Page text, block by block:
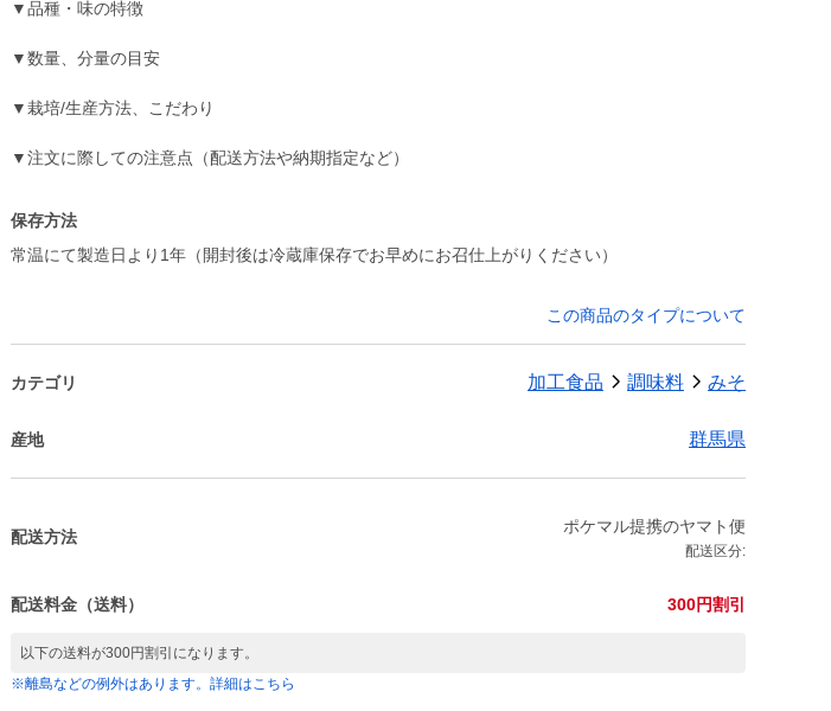
▼品種・味の特徴
▼数量、分量の目安
▼栽培/生産方法、こだわり
▼注文に際しての注意点（配送方法や納期指定など）
保存方法
常温にて製造日より1年（開封後は冷蔵庫保存でお早めにお召仕上がりください）
この商品のタイプについて
カテゴリ 加工食品 調味料 みそ
産地 群馬県
配送方法
ポケマル提携のヤマト便
配送区分:
配送料金（送料） 300円割引
以下の送料が300円割引になります。
※離島などの例外はあります。詳細はこちら